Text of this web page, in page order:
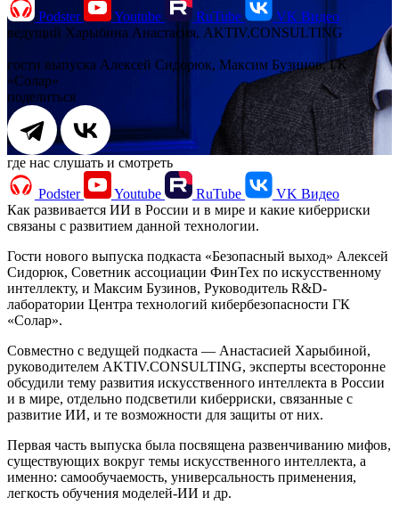
Podster Youtube RuTube
VK Видео
ведущий Харыбина Анастасия, AKTIV.CONSULTING
гости выпуска Алексей Сидорюк, Максим Бузинов, ГК
«Солар»
поделиться
где нас слушать и смотреть
Podster Youtube RuTube
VK Видео
Как развивается ИИ в России и в мире и какие киберриски
связаны с развитием данной технологии.
Гости нового выпуска подкаста «Безопасный выход» Алексей
Сидорюк, Советник ассоциации ФинТех по искусственному
интеллекту, и Максим Бузинов, Руководитель R&D-
лаборатории Центра технологий кибербезопасности ГК
«Солар».
Совместно с ведущей подкаста — Анастасией Харыбиной,
руководителем AKTIV.CONSULTING, эксперты всесторонне
обсудили тему развития искусственного интеллекта в России
и в мире, отдельно подсветили киберриски, связанные с
развитие ИИ, и те возможности для защиты от них.
Первая часть выпуска была посвящена развенчиванию мифов,
существующих вокруг темы искусственного интеллекта, а
именно: самообучаемость, универсальность применения,
легкость обучения моделей-ИИ и др.